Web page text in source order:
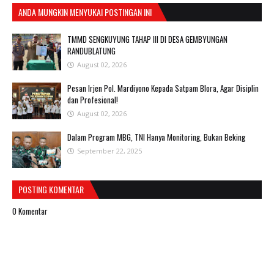
ANDA MUNGKIN MENYUKAI POSTINGAN INI
TMMD SENGKUYUNG TAHAP III DI DESA GEMBYUNGAN
RANDUBLATUNG
August 02, 2026
Pesan Irjen Pol. Mardiyono Kepada Satpam Blora, Agar Disiplin
dan Profesional!
August 02, 2026
Dalam Program MBG, TNI Hanya Monitoring, Bukan Beking
September 22, 2025
POSTING KOMENTAR
0 Komentar